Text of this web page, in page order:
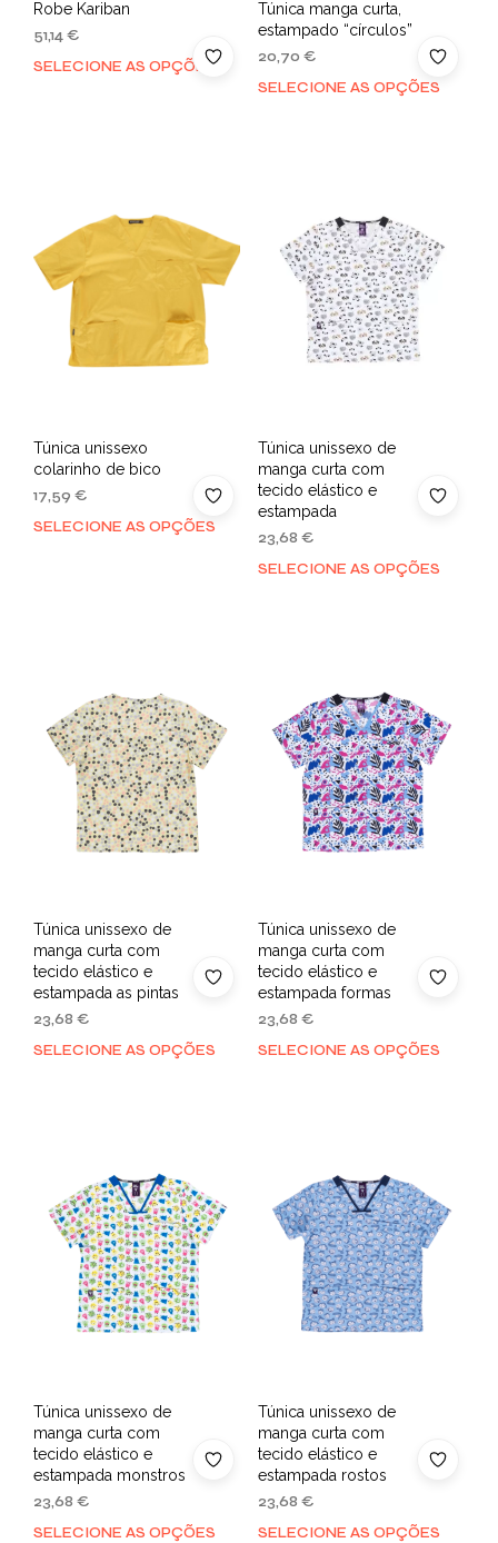
Robe Kariban
51,14€
SELECIONE AS OPÇÕES
Túnica manga curta,
estampado “círculos”
20,70 €
SELECIONE AS OPÇÕES
Túnica unissexo
colarinho de bico
17,59 €
SELECIONE AS OPÇÕES
Túnica unissexo de
manga curta com
tecido elástico e
estampada
23,68 €
SELECIONE AS OPÇÕES
Túnica unissexo de
manga curta com
tecido elástico e
estampada as pintas
23,68 €
SELECIONE AS OPÇÕES
Túnica unissexo de
manga curta com
tecido elástico e
estampada formas
23,68 €
SELECIONE AS OPÇÕES
Túnica unissexo de
manga curta com
tecido elástico e
estampada monstros
23,68 €
SELECIONE AS OPÇÕES
Túnica unissexo de
manga curta com
tecido elástico e
estampada rostos
23,68 €
SELECIONE AS OPÇÕES